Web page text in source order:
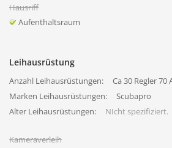
Hausriff
Aufenthaltsraum
Leihausrüstung
Anzahl Leihausrüstungen:
Ca 30 Regler 70
Marken Leihausrüstungen:
Scubapro
Alter Leihausrüstungen:
NIcht spezifiziert.
Kameraverleih